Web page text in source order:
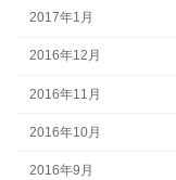
2017年1月
2016年12月
2016年11月
2016年10月
2016年9月